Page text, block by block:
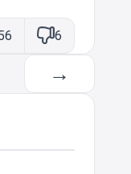
6
→